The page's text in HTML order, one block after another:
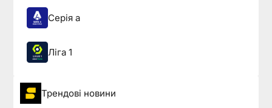
Серія а
Ліга 1
Трендові новини